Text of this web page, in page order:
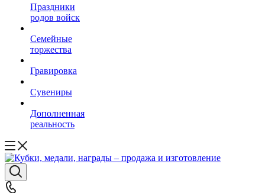
Праздники
родов войск
Семейные
торжества
Гравировка
Сувениры
Дополненная
реальность